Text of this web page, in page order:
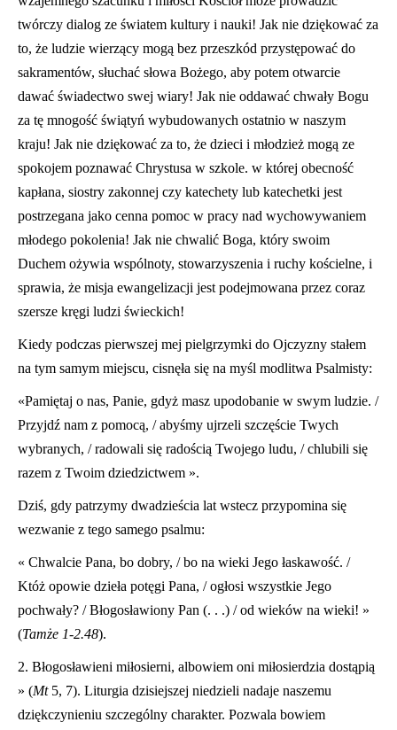
twórczy dialog ze światem kultury i nauki! Jak nie dziękować za
to, że ludzie wierzący mogą bez przeszkód przystępować do
sakramentów, słuchać słowa Bożego, aby potem otwarcie
dawać świadectwo swej wiary! Jak nie oddawać chwały Bogu
za tę mnogość świątyń wybudowanych ostatnio w naszym
kraju! Jak nie dziękować za to, że dzieci i młodzież mogą ze
spokojem poznawać Chrystusa w szkole. w której obecność
kapłana, siostry zakonnej czy katechety lub katechetki jest
postrzegana jako cenna pomoc w pracy nad wychowywaniem
młodego pokolenia! Jak nie chwalić Boga, który swoim
Duchem ożywia wspólnoty, stowarzyszenia i ruchy kościelne, i
sprawia, że misja ewangelizacji jest podejmowana przez coraz
szersze kręgi ludzi świeckich!
Kiedy podczas pierwszej mej pielgrzymki do Ojczyzny stałem
na tym samym miejscu, cisnęła się na myśl modlitwa Psalmisty:
«Pamiętaj o nas, Panie, gdyż masz upodobanie w swym ludzie. /
Przyjdź nam z pomocą, / abyśmy ujrzeli szczęście Twych
wybranych, / radowali się radością Twojego ludu, / chlubili się
razem z Twoim dziedzictwem ».
Dziś, gdy patrzymy dwadzieścia lat wstecz przypomina się
wezwanie z tego samego psalmu:
« Chwalcie Pana, bo dobry, / bo na wieki Jego łaskawość. /
Któż opowie dzieła potęgi Pana, / ogłosi wszystkie Jego
pochwały? / Błogosławiony Pan (. . .) / od wieków na wieki! »
(Tamże 1-2.48).
2. Błogosławieni miłosierni, albowiem oni miłosierdzia dostąpią
» (Mt5, 7). Liturgia dzisiejszej niedzieli nadaje naszemu
dziękczynieniu szczególny charakter. Pozwala bowiem